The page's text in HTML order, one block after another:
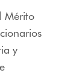
Mérito
y